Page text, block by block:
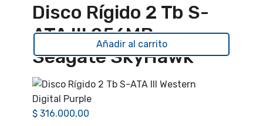
Disco Rígido 2 Tb S-
ATA III 256MB
Seagate SkyHawk
Añadir al carrito
$ 316.000,00